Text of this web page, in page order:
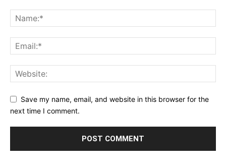
Save my name, email, and website in this browser for the
next time I comment.